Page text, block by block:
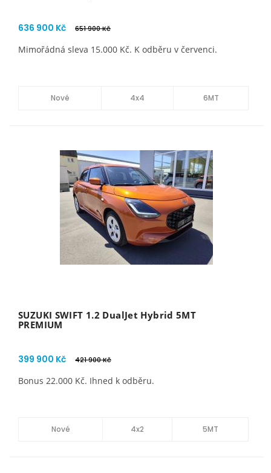
636 900 Kč 651 900 Kč
Mimořádná sleva 15.000 Kč. K odběru v červenci.
Nové 4x4 6MT
SUZUKI SWIFT 1.2 DualJet Hybrid 5MT
PREMIUM
399 900 Kč 421 900 Kč
Bonus 22.000 Kč. Ihned k odběru.
Nové 4x2 5MT